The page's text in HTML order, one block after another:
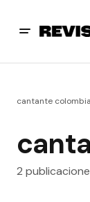
cantante
2